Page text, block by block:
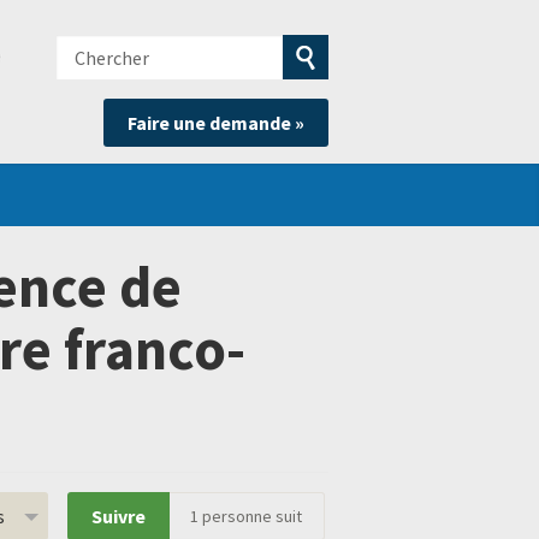
Chercher
Soumettre
la
recherche
Faire une demande »
de
franco-
Suivre 1 personne suit